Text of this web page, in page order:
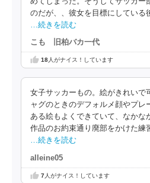
のだが、、彼女を目標にしている
…続きを読む
こも 旧柏バカ一代
18人がナイス！しています
女子サッカーもの。絵がきれいで
ャグのときのデフォルメ顔やプレ
ある絵もよくできていて、なかな
作品のお約束通り廃部をかけた練
…続きを読む
alleine05
7人がナイス！しています